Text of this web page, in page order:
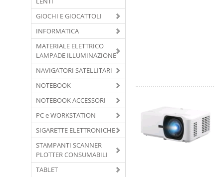
GIOCHI E GIOCATTOLI
INFORMATICA
MATERIALE ELETTRICO
LAMPADE ILLUMINAZIONE
NAVIGATORI SATELLITARI
NOTEBOOK
NOTEBOOK ACCESSORI
PC e WORKSTATION
SIGARETTE ELETTRONICHE
STAMPANTI SCANNER
PLOTTER CONSUMABILI
TABLET